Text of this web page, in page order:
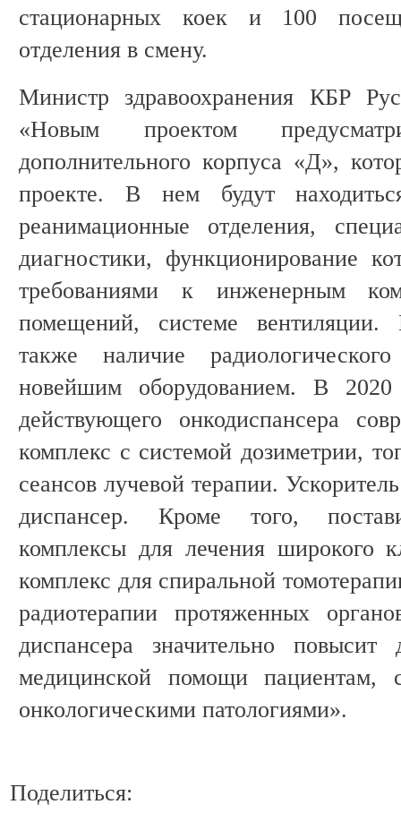
стационарных коек и 100
отделения в смену.
Министр здравоохранения КБР
«Новым проектом
дополнительного корпуса «Д»,
проекте. В нем будут
реанимационные отделения,
диагностики, функционирование
требованиями к инженерным
помещений, системе вентиляции.
также наличие
новейшим оборудованием. В
действующего онкодиспансера
комплекс с системой дозиметрии,
сеансов лучевой терапии.
диспансер. Кроме того,
комплексы для лечения широкого
комплекс для спиральной
радиотерапии протяженных
диспансера значительно повысит
медицинской помощи пациентам,
онкологическими патологиями».
Поделиться: